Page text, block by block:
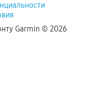
Garmin © 2026